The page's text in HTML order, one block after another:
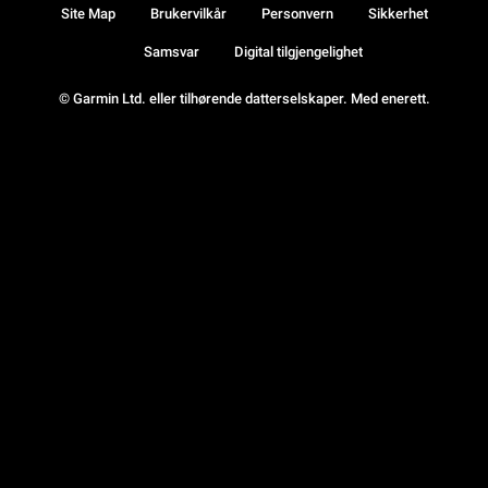
© Garmin Ltd. eller tilhørende datterselskaper. Med enerett.
Site Map Brukervilkår Personvern Sikkerhet
Samsvar Digital tilgjengelighet